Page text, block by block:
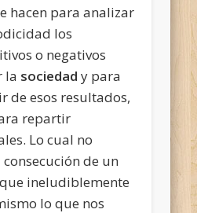
hacen para analizar
los
o negativos
la sociedad y para
de esos resultados,
repartir
Lo cual no
de un
ineludiblemente
lo que nos